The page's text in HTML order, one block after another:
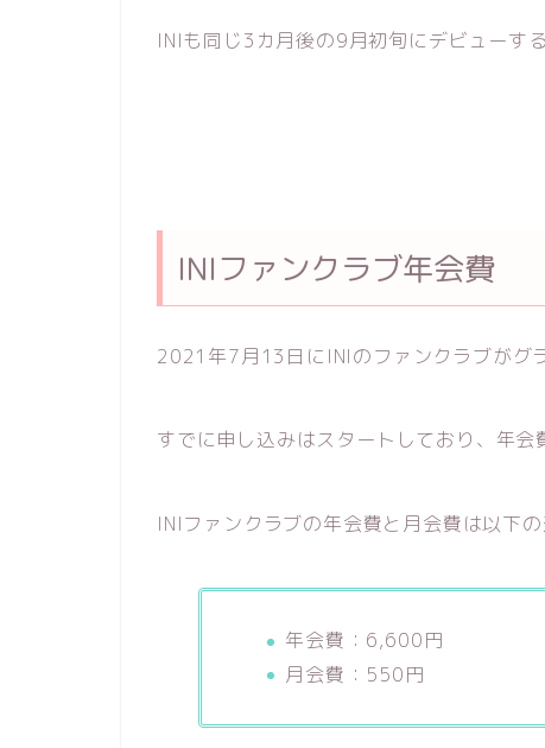
INIも同じ3カ月後の9月初旬にデビューす
INIファンクラブ年会費
2021年7月13日にINIのファンクラブがグ
すでに申し込みはスタートしており、年会
INIファンクラブの年会費と月会費は以下の
年会費：6,600円
月会費：550円